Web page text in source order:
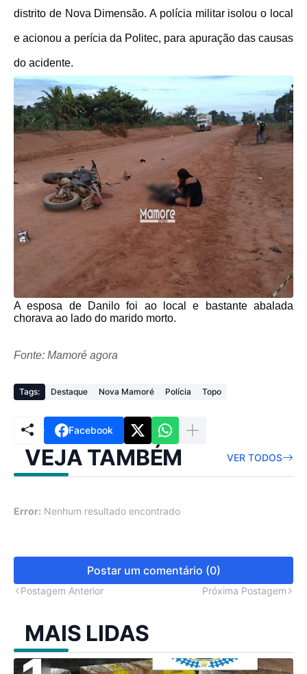
distrito de Nova Dimensão. A polícia militar isolou o local
e acionou a perícia da Politec, para apuração das causas
do acidente.
A esposa de Danilo foi ao local e bastante abalada
chorava ao lado do marido morto.
Fonte: Mamoré agora
Tags: Destaque Nova Mamoré Polícia Topo
Facebook
VEJA TAMBÉM VER TODOS
Error: Nenhum resultado encontrado
Postar um comentário (0)
Postagem Anterior Próxima Postagem
MAIS LIDAS